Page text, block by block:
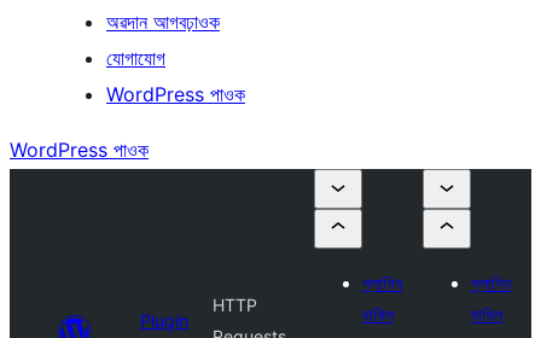
অৱদান আগবঢ়াওক
যোগাযোগ
WordPress পাওক
WordPress পাওক
Plugin
HTTP
প্লাগিন
দাখিল
প্লাগিন
দাখিল